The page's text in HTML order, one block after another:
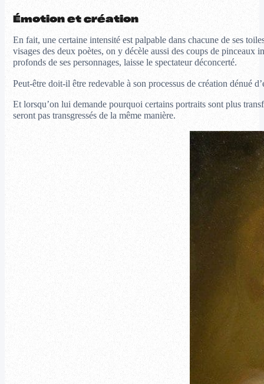
Émotion et création
En fait, une certaine intensité est palpable dans chacune de ses
visages des deux poètes, on y décèle aussi des coups de
profonds de ses personnages, laisse le spectateur déconcerté.
Peut-être doit-il être redevable à son processus de création dénué
Et lorsqu’on lui demande pourquoi certains portraits sont plus
seront pas transgressés de la même manière.